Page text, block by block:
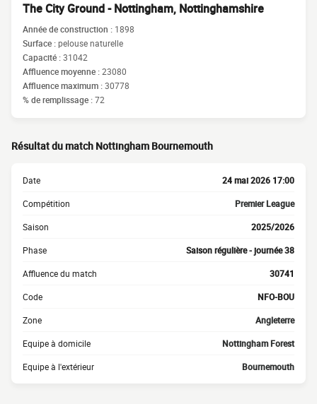
The City Ground - Nottingham, Nottinghamshire
Année de construction : 1898
Surface :pelouse naturelle
Capacité :31042
Affluence moyenne :23080
Affluence maximum :30778
% de remplissage :72
Résultat du match Nottingham Bournemouth
Date 24 mai 2026 17:00
Compétition Premier League
Saison 2025/2026
Phase Saison régulière - journée 38
Affluence du match 30741
Code NFO-BOU
Zone Angleterre
Equipe à domicile Nottingham Forest
Equipe à l'extérieur Bournemouth